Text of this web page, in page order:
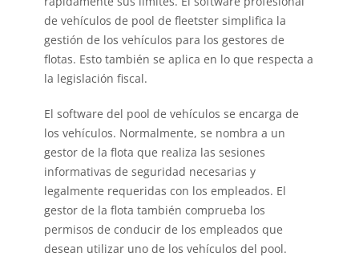
de vehículos de pool de fleetster simplifica la
gestión de los vehículos para los gestores de
flotas. Esto también se aplica en lo que respecta a
la legislación fiscal.
El software del pool de vehículos se encarga de
los vehículos. Normalmente, se nombra a un
gestor de la flota que realiza las sesiones
informativas de seguridad necesarias y
legalmente requeridas con los empleados. El
gestor de la flota también comprueba los
permisos de conducir de los empleados que
desean utilizar uno de los vehículos del pool.